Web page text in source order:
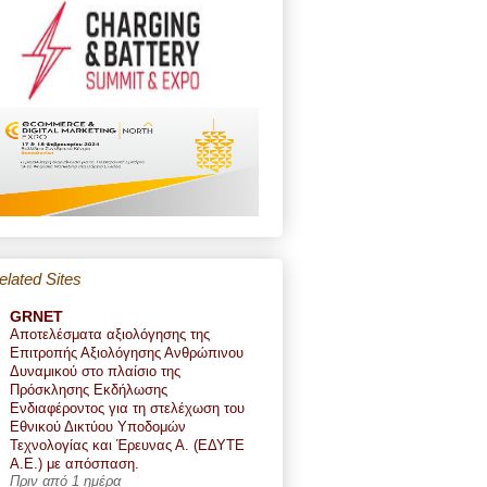
Sites
GRNET
Αποτελέσματα αξιολόγησης της
Επιτροπής Αξιολόγησης Ανθρώπινου
Δυναμικού στο πλαίσιο της
Πρόσκλησης Εκδήλωσης
Ενδιαφέροντος για τη στελέχωση του
Εθνικού Δικτύου Υποδομών
Τεχνολογίας και Έρευνας Α. (ΕΔΥΤΕ
Α.Ε.) με απόσπαση.
Πριν από 1 ημέρα